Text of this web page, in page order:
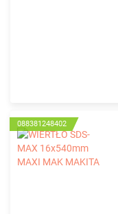
088381248402